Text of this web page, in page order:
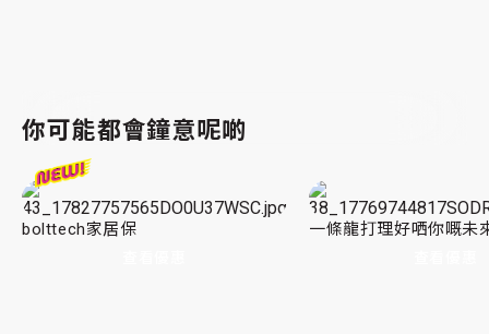
你可能都會鐘意呢啲
bolttech家居保 一條龍打理好哂你嘅未